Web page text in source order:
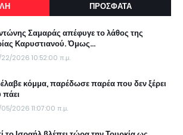
ΠΡΟΣΦΑΤΑ
Σαμαράς απέφυγε το λάθος της
Καρυστιανού. Όμως...
2026 10:52:00 π.μ.
κόμμα, παρέδωσε παρέα που δεν ξέρει
2026 11:07:00 π.μ.